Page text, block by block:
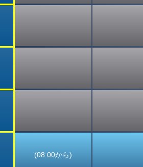
(08:00から)